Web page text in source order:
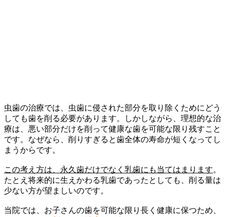
虫歯の治療では、虫歯に侵された部分を取り除くためにどう
しても歯を削る必要があります。しかしながら、理想的な治
療は、悪い部分だけを削って健康な歯を可能な限り残すこと
です。なぜなら、削りすぎると歯全体の寿命が短くなってし
まうからです。
この考え方は、永久歯だけでなく乳歯にも当てはまります。
たとえ将来的に生えかわる乳歯であったとしても、削る量は
少ない方が望ましいのです。
当院では、お子さんの歯を可能な限り長く健康に保つため、